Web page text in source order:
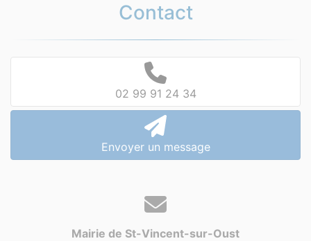
Contact
02 99 91 24 34
Envoyer un message
Mairie de St-Vincent-sur-Oust